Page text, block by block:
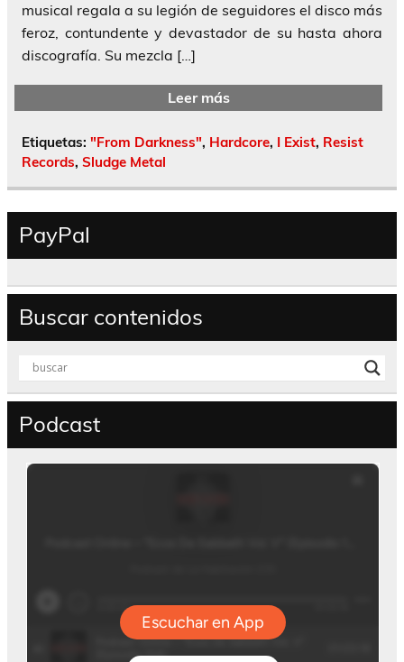
musical regala a su legión de seguidores el disco más
feroz, contundente y devastador de su hasta ahora
discografía. Su mezcla […]
Leer más
Etiquetas: "From Darkness", Hardcore, I Exist, Resist
Records, Sludge Metal
PayPal
Buscar contenidos
Podcast